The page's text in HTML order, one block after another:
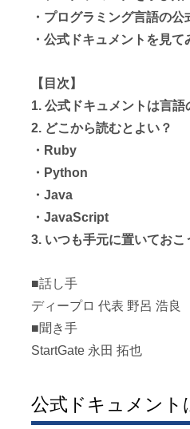
・プログラミング言語の
・公式ドキュメントを見
【目次】
1. 公式ドキュメントは言語
2. どこから読むとよい？
・Ruby
・Python
・Java
・JavaScript
3. いつも手元に置いておこ
■話し手
ディープロ 代表 野呂 浩良
■聞き手
StartGate 永田 拓也
公式ドキュメント